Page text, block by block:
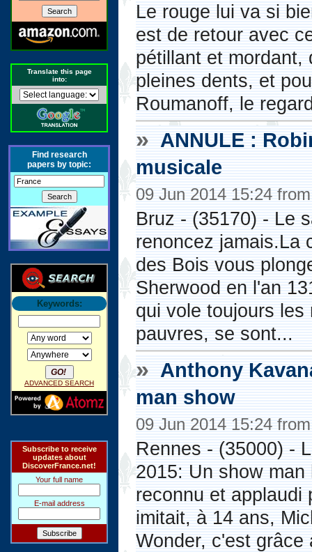
Translate this page
into:
Find research
papers by topic:
Keywords:
ADVANCED SEARCH
Subscribe to receive
updates about
DiscoverFrance.net!
Your full name
E-mail address
Le rouge lui va si
est de retour avec
pétillant et mordant,
pleines dents, et
Roumanoff, le
» ANNULE :
musicale
09 Jun 2014 15:24
Bruz - (35170) - Le
renoncez jamais.La
des Bois vous
Sherwood en l'an
qui vole toujours
pauvres, se sont...
» Anthony
man show
09 Jun 2014 15:24
Rennes - (35000) -
2015: Un show
reconnu et applaudi
imitait, à 14 ans,
Wonder, c'est grâce